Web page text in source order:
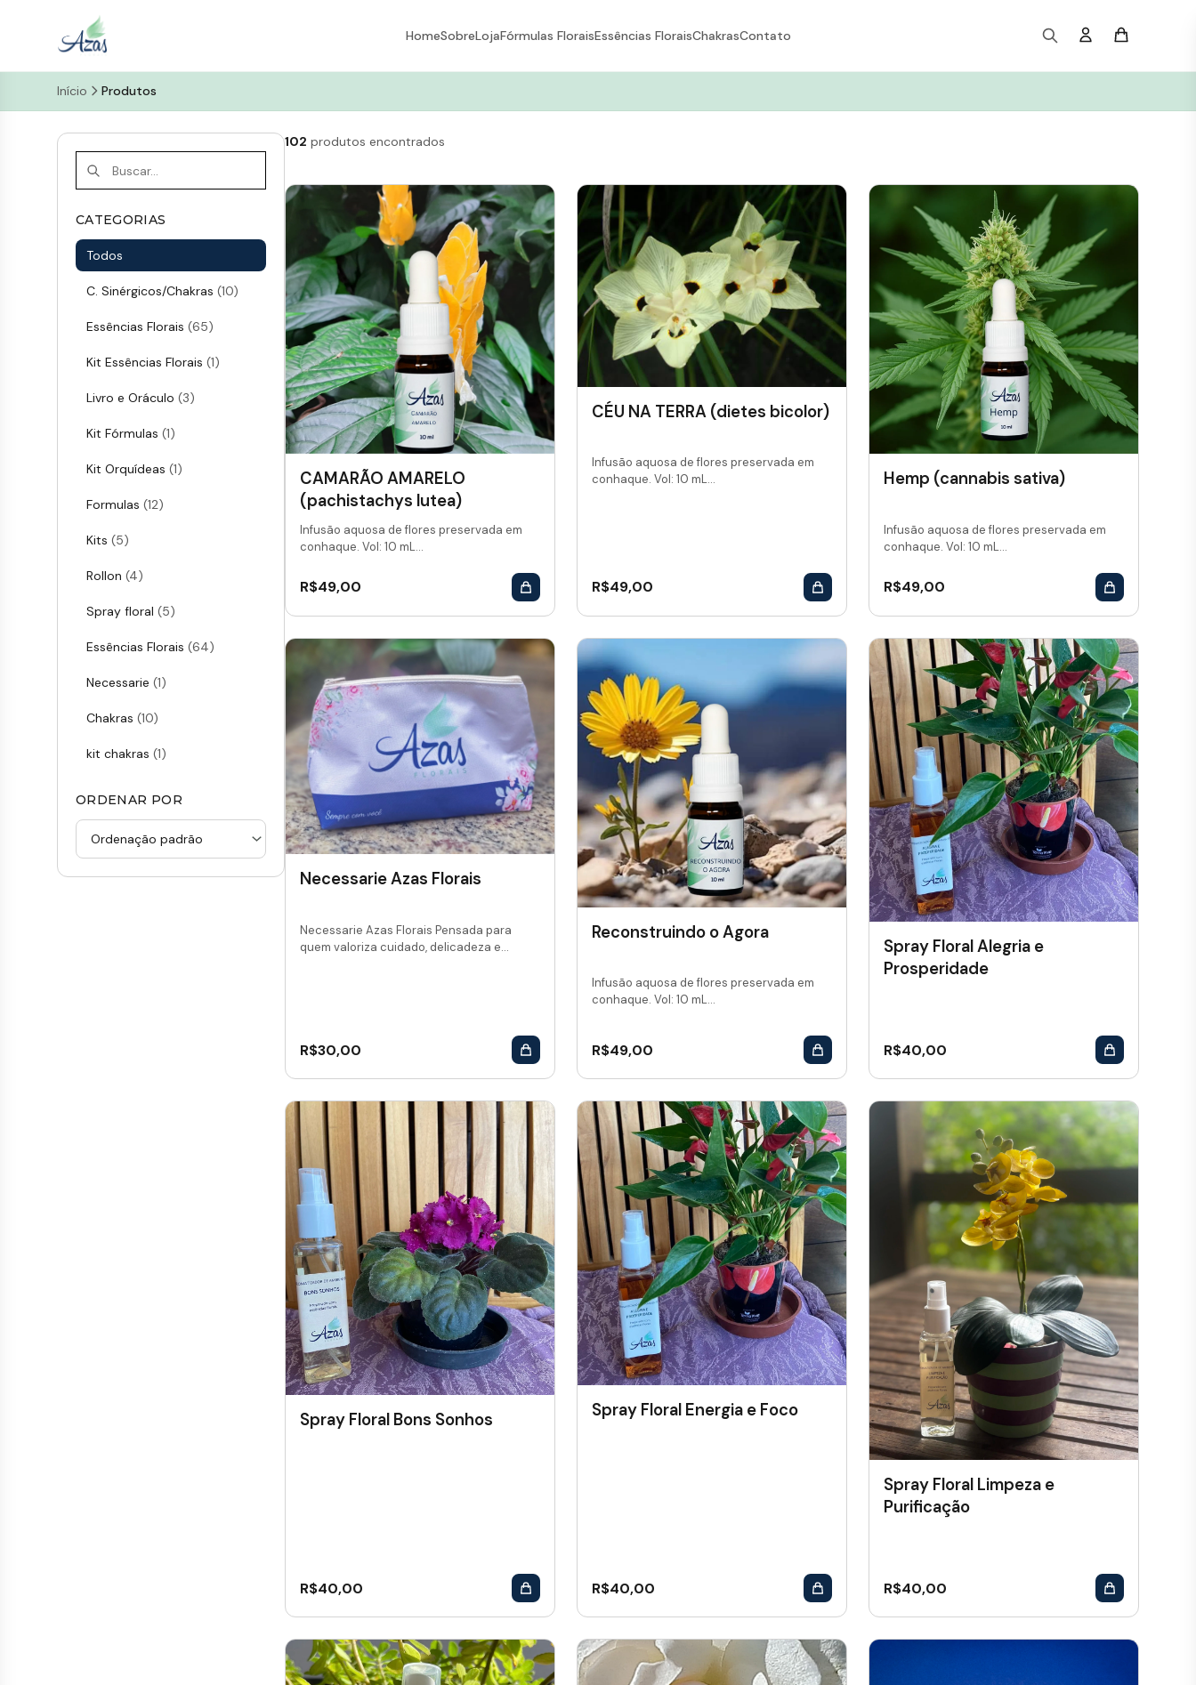
HomeSobreLojaFórmulas FloraisEssências FloraisChakrasContato
Início Produtos
CATEGORIAS
Todos
C. Sinérgicos/Chakras (10)
Essências Florais (65)
Kit Essências Florais (1)
Livro e Oráculo (3)
Kit Fórmulas (1)
Kit Orquídeas (1)
Formulas (12)
Kits (5)
Rollon (4)
Spray floral (5)
Essências Florais (64)
Necessarie (1)
Chakras (10)
kit chakras (1)
ORDENAR POR
102 produtos encontrados
CAMARÃO AMARELO
(pachistachys lutea)
Infusão aquosa de flores preservada em
conhaque. Vol: 10 mL...
R$49,00
CÉU NA TERRA (dietes bicolor)
Infusão aquosa de flores preservada em
conhaque. Vol: 10 mL...
R$49,00
Hemp (cannabis sativa)
Infusão aquosa de flores preservada em
conhaque. Vol: 10 mL...
R$49,00
Necessarie Azas Florais
Necessarie Azas Florais Pensada para
quem valoriza cuidado, delicadeza e...
R$30,00
Reconstruindo o Agora
Infusão aquosa de flores preservada em
conhaque. Vol: 10 mL...
R$49,00
Spray Floral Alegria e
Prosperidade
R$40,00
Spray Floral Bons Sonhos
R$40,00
Spray Floral Energia e Foco
R$40,00
Spray Floral Limpeza e
Purificação
R$40,00